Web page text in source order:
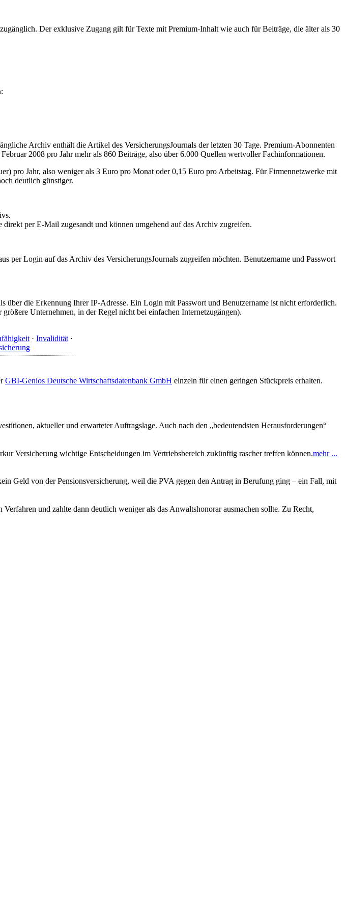
Der exklusive Zugang gilt für Texte mit Premium-Inhalt wie auch für Beiträge, die älter als 30
Archiv enthält die Artikel des VersicherungsJournals der letzten 30 Tage. Premium-Abonnenten
2008 pro Jahr mehr als 860 Beiträge, also über 6.000 Quellen wertvoller Fachinformationen.
pro Jahr, also weniger als 3 Euro pro Monat oder 0,15 Euro pro Arbeitstag. Für Firmennetzwerke mit
deutlich günstiger.
per E-Mail zugesandt und können umgehend auf das Archiv zugreifen.
per Login auf das Archiv des VersicherungsJournals zugreifen möchten. Benutzername und Passwort
über die Erkennung Ihrer IP-Adresse. Ein Login mit Passwort und Benutzername ist nicht erforderlich.
Unternehmen, in der Regel nicht bei einfachen Internetzugängen).
· Invalidität ·
GBI-Genios Deutsche Wirtschaftsdatenbank GmbH einzeln für einen geringen Stückpreis erhalten.
aktueller und erwarteter Auftragslage. Auch nach den „bedeutendsten Herausforderungen“
Versicherung wichtige Entscheidungen im Vertriebsbereich zukünftig rascher treffen können.mehr ...
Geld von der Pensionsversicherung, weil die PVA gegen den Antrag in Berufung ging – ein Fall, mit
und zahlte dann deutlich weniger als das Anwaltshonorar ausmachen sollte. Zu Recht,